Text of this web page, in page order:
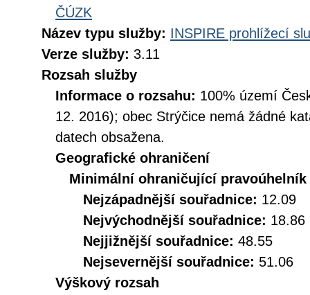
ČÚZK
Název typu služby: INSPIRE prohlížecí
Verze služby: 3.11
Rozsah služby
Informace o rozsahu: 100% území
12. 2016); obec Strýčice nemá žádné
datech obsažena.
Geografické ohraničení
Minimální ohraničující pravoúhelník
Nejzápadnější souřadnice: 12.09
Nejvýchodnější souřadnice: 18.86
Nejjižnější souřadnice: 48.55
Nejsevernější souřadnice: 51.06
Výškový rozsah